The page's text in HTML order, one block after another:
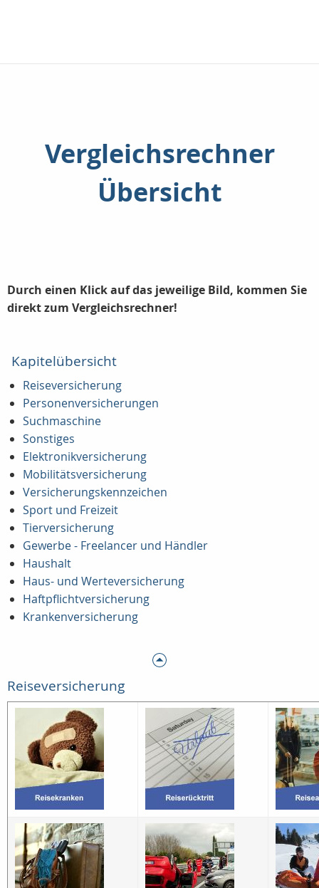
Vergleichsrechner
Übersicht
Durch einen Klick auf das jeweilige Bild, kommen Sie
direkt zum Vergleichsrechner!
Kapitelübersicht
Reiseversicherung
Personenversicherungen
Suchmaschine
Sonstiges
Elektronikversicherung
Mobilitätsversicherung
Versicherungskennzeichen
Sport und Freizeit
Tierversicherung
Gewerbe - Freelancer und Händler
Haushalt
Haus- und Werteversicherung
Haftpflichtversicherung
Krankenversicherung
Reiseversicherung